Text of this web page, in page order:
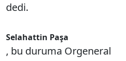
dedi.
Selahattin Paşa
, bu duruma Orgeneral